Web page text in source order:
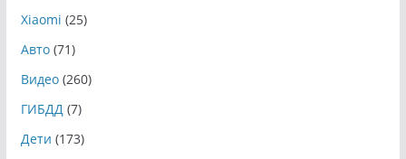
Xiaomi (25)
Авто(71)
Видео(260)
ГИБДД(7)
Дети (173)